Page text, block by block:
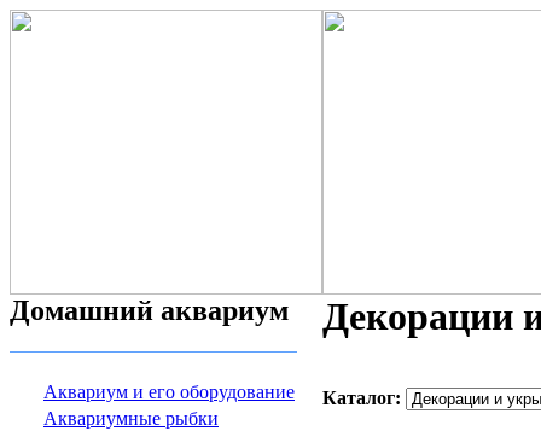
Домашний аквариум
Аквариум и его оборудование
Аквариумные рыбки
Декорации
Каталог: